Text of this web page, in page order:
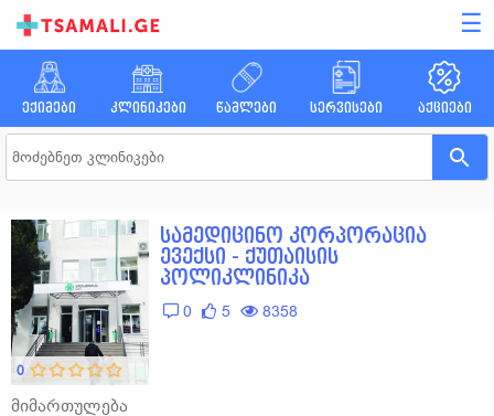
☰
ექიმები კლინიკები წამლები სერვისები აქციები
0
სამედიცინო კორპორაცია
ევექსი - ქუთაისის
პოლიკლინიკა
0 5 8358
მიმართულება